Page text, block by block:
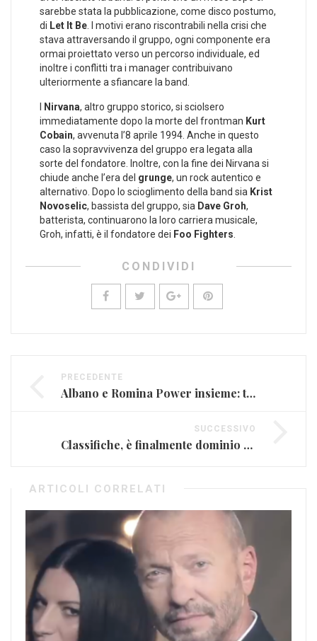
sarebbe stata la pubblicazione, come disco postumo,
di Let It Be. I motivi erano riscontrabili nella crisi che
stava attraversando il gruppo, ogni componente era
ormai proiettato verso un percorso individuale, ed
inoltre i conflitti tra i manager contribuivano
ulteriormente a sfiancare la band.
Nirvana, altro gruppo storico, si sciolsero
immediatamente dopo la morte del frontman Kurt
Cobain, avvenuta l’8 aprile 1994. Anche in questo
caso la sopravvivenza del gruppo era legata alla
sorte del fondatore. Inoltre, con la fine dei Nirvana si
chiude anche l’era del grunge, un rock autentico e
alternativo. Dopo lo scioglimento della band sia Krist
Novoselic, bassista del gruppo, sia Dave Groh,
batterista, continuarono la loro carriera musicale,
Groh, infatti, è il fondatore dei Foo Fighters.
CONDIVIDI
PRECEDENTE
Albano e Romina Power insieme: tre concerti in estate
SUCCESSIVO
Classifiche, è finalmente dominio Italia: Michele Bravi davanti a tutti
ARTICOLI CORRELATI